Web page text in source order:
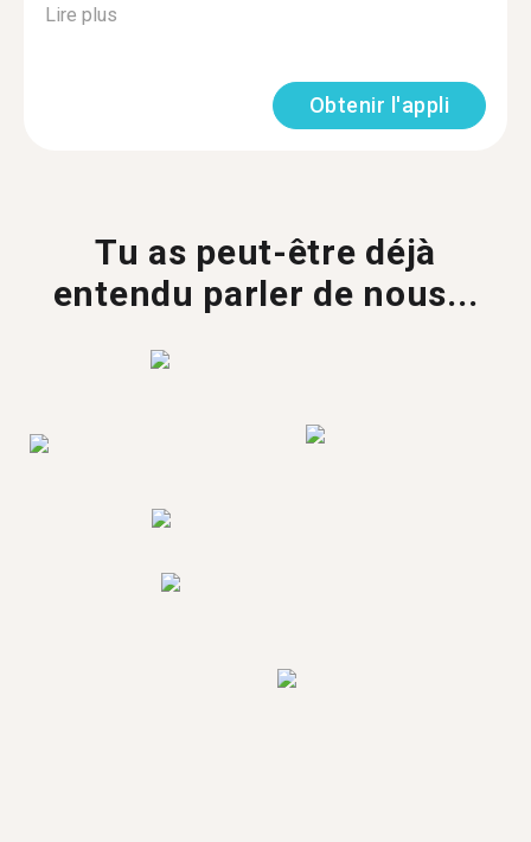
Lire plus
Obtenir l'appli
Tu as peut-être déjà
entendu parler de nous...